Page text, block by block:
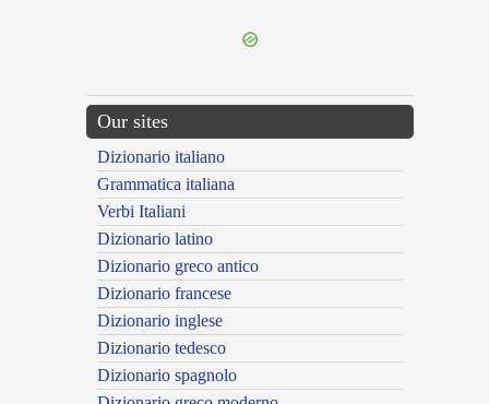
Our sites
Dizionario italiano
Grammatica italiana
Verbi Italiani
Dizionario latino
Dizionario greco antico
Dizionario francese
Dizionario inglese
Dizionario tedesco
Dizionario spagnolo